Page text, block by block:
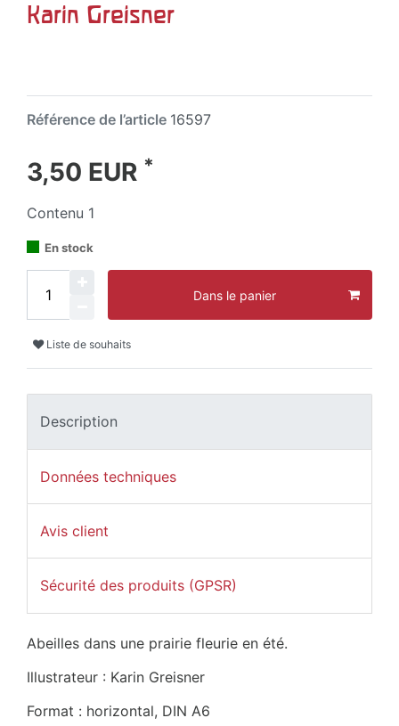
Karin Greisner
Référence de l’article 16597
3,50 EUR *
Contenu 1
En stock
Dans le panier
Liste de souhaits
Description
Données techniques
Avis client
Sécurité des produits (GPSR)
Abeilles dans une prairie fleurie en été.
Illustrateur : Karin Greisner
Format : horizontal, DIN A6